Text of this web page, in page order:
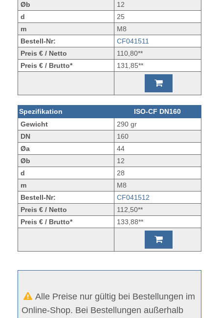
Øb
12
d
25
m
M8
Bestell-Nr:
CF041511
Preis € / Netto
110,80**
Preis € / Brutto*
131,85**
Spezifikation
ISO-CF DN160
Gewicht
290 gr
DN
160
Øa
44
Øb
12
d
28
m
M8
Bestell-Nr:
CF041512
Preis € / Netto
112,50**
Preis € / Brutto*
133,88**
Alle Preise nur gültig bei Bestellungen im
Online-Shop. Bei Bestellungen außerhalb